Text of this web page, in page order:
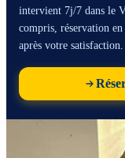
intervient 7j/7 dans le
compris, réservation
après votre satisfaction.